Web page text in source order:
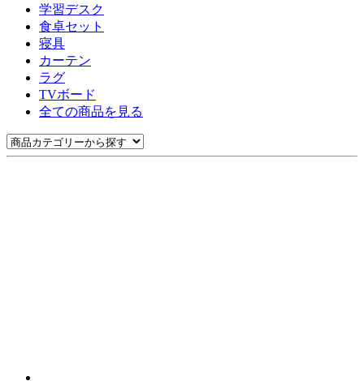
学習デスク
食卓セット
寝具
カーテン
ラグ
TVボード
全ての商品を見る